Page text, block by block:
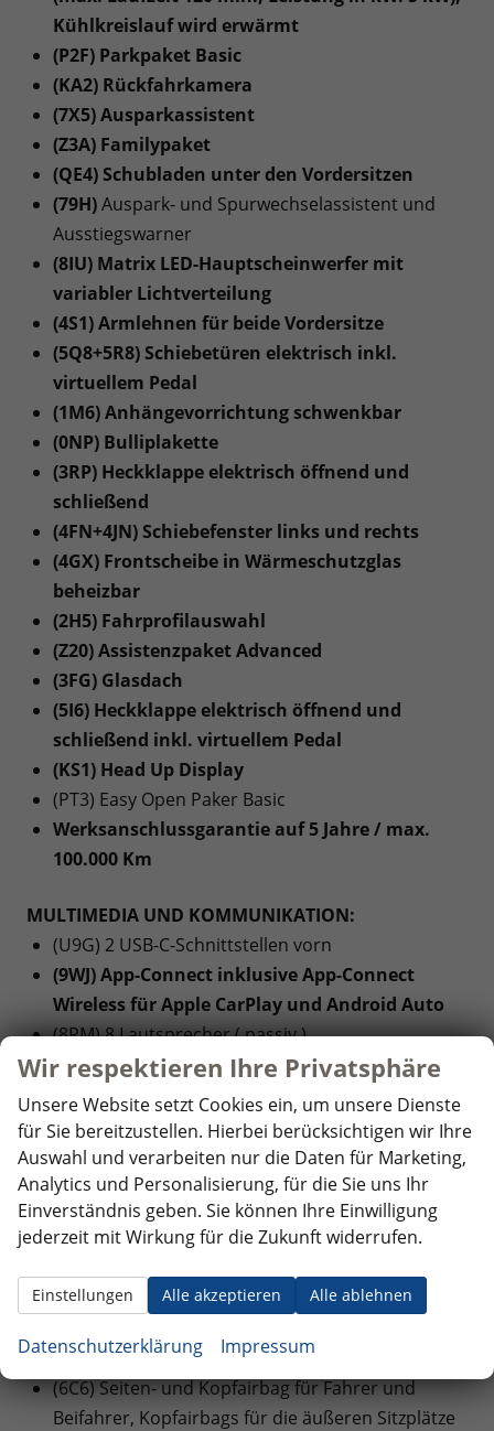
Kühlkreislauf wird erwärmt
(P2F) Parkpaket Basic
(KA2) Rückfahrkamera
(7X5) Ausparkassistent
(Z3A) Familypaket
(QE4) Schubladen unter den Vordersitzen
(79H)Auspark- und Spurwechselassistent und
Ausstiegswarner
(8IU) Matrix LED-Hauptscheinwerfer mit
variabler Lichtverteilung
(4S1) Armlehnen für beide Vordersitze
(5Q8+5R8) Schiebetüren elektrisch inkl.
virtuellem Pedal
(1M6) Anhängevorrichtung schwenkbar
(0NP) Bulliplakette
(3RP) Heckklappe elektrisch öffnend und
schließend
(4FN+4JN) Schiebefenster links und rechts
(4GX) Frontscheibe in Wärmeschutzglas
beheizbar
(2H5) Fahrprofilauswahl
(Z20) Assistenzpaket Advanced
(3FG) Glasdach
(5I6) Heckklappe elektrisch öffnend und
schließend inkl. virtuellem Pedal
(KS1) Head Up Display
(PT3) Easy Open Paker Basic
Werksanschlussgarantie auf 5 Jahre / max.
100.000 Km
MULTIMEDIA UND KOMMUNIKATION:
(U9G) 2 USB-C-Schnittstellen vorn
(9WJ) App-Connect inklusive App-Connect
Wireless für Apple CarPlay und Android Auto
(8RM) 8 Lautsprecher ( passiv )
(QV3) Digitaler Radioempfang
(9ZX) Mobiltelefon Schnittstelle (Bluetooth)
(U9E) USB Typ C vorne und hinten
SICHERHEIT:
(EM2) Ablenkungs- und Müdigkeitserkennung
(4UF) Airbags für Fahrer und Beifahrer, mit
(4L6) Innenspiegel automatisch abblendbar
Fußgänger- und Radfahrererkennung
(6C6) Seiten- und Kopfairbag für Fahrer und
Beifahrer, Kopfairbags für die äußeren Sitzplätze
Wir respektieren Ihre Privatsphäre
Unsere Website setzt Cookies ein, um unsere Dienste
für Sie bereitzustellen. Hierbei berücksichtigen wir Ihre
Auswahl und verarbeiten nur die Daten für Marketing,
Analytics und Personalisierung, für die Sie uns Ihr
Einverständnis geben. Sie können Ihre Einwilligung
jederzeit mit Wirkung für die Zukunft widerrufen.
Alle akzeptieren Alle ablehnen
Einstellungen
Datenschutzerklärung Impressum